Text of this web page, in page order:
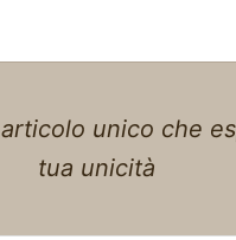
unico che
tua unicità